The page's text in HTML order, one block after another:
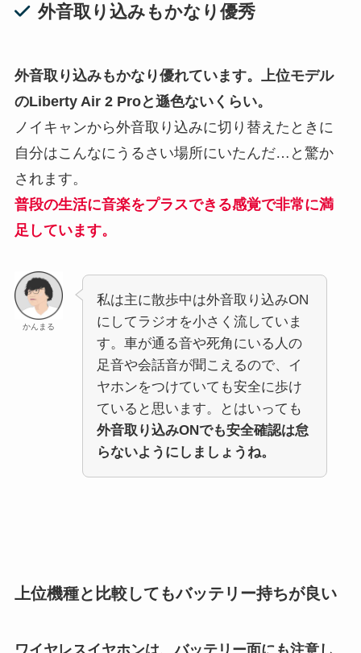
外音取り込みもかなり優秀
外音取り込みもかなり優れています。上位モデル
のLiberty Air 2 Proと遜色ないくらい。
ノイキャンから外音取り込みに切り替えたときに
自分はこんなにうるさい場所にいたんだ…と驚か
されます。
普段の生活に音楽をプラスできる感覚で非常に満
足しています。
かんまる
私は主に散歩中は外音取り込みON
にしてラジオを小さく流していま
す。車が通る音や死角にいる人の
足音や会話音が聞こえるので、イ
ヤホンをつけていても安全に歩け
ていると思います。とはいっても
外音取り込みONでも安全確認は怠
らないようにしましょうね。
上位機種と比較してもバッテリー持ちが良い
ワイヤレスイヤホンは、バッテリー面にも注意し